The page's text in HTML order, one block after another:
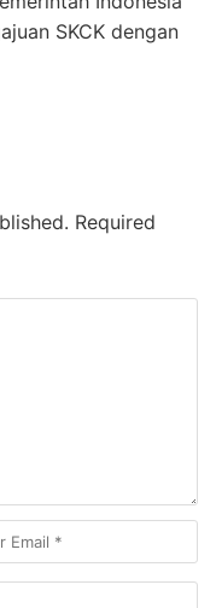
SKCK dengan
Required